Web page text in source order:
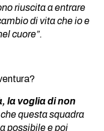
riuscita a entrare
di vita che io e
cuore”.
la voglia di non
questa squadra
possibile e poi